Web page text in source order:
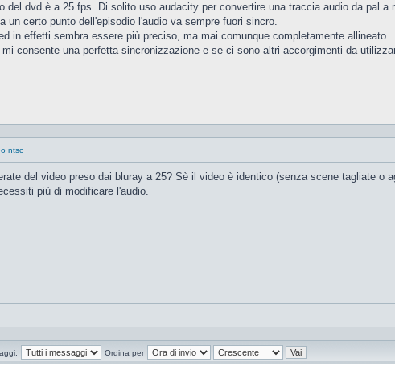
del dvd è a 25 fps. Di solito uso audacity per convertire una traccia audio da pal
certo punto dell'episodio l'audio va sempre fuori sincro.
in effetti sembra essere più preciso, ma mai comunque completamente allineato.
consente una perfetta sincronizzazione e se ci sono altri accorgimenti da
ntsc
del video preso dai bluray a 25? Sè il video è identico (senza scene tagliate o
più di modificare l'audio.
Ordina per